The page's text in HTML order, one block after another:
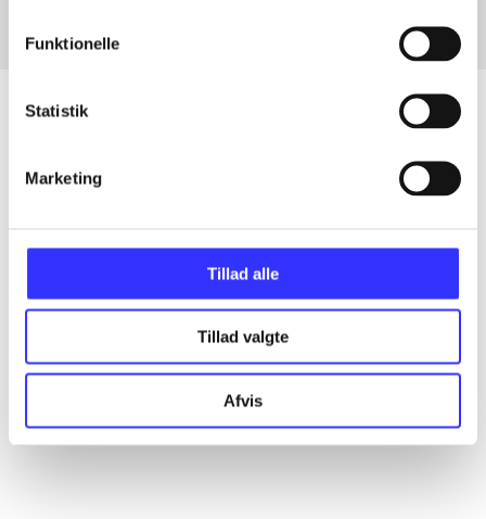
Funktionelle
Statistik
Marketing
Tillad alle
Tillad valgte
Afvis
Artikler